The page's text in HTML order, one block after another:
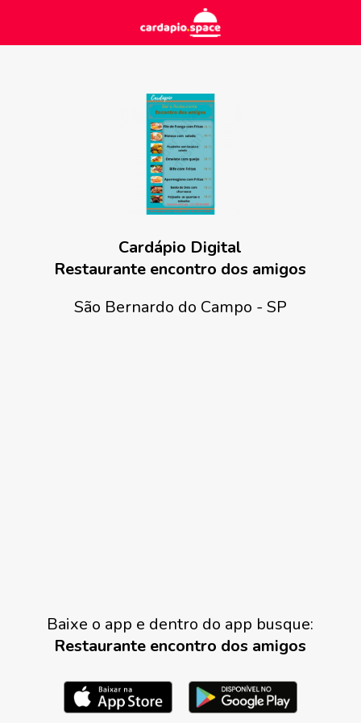
Cardápio Digital
Restaurante encontro dos amigos
São Bernardo do Campo - SP
Baixe o app e dentro do app busque:
Restaurante encontro dos amigos